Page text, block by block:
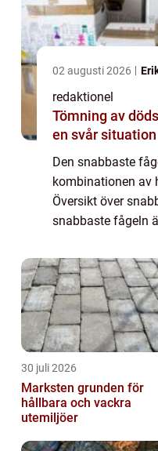
02 augusti 2026
redaktionel
Tömning av
en svår situation
Den snabbaste
kombinationen av
Översikt över
snabbaste fågeln
Dessa fåglar
enastående
30 juli 2026
Marksten grunden för
hållbara och vackra
utemiljöer